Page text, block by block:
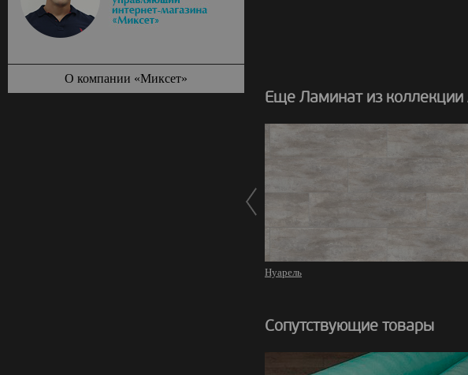
Еще Ламинат из коллекции
Нуарель
Сопутствующие товары
О компании «Миксет»